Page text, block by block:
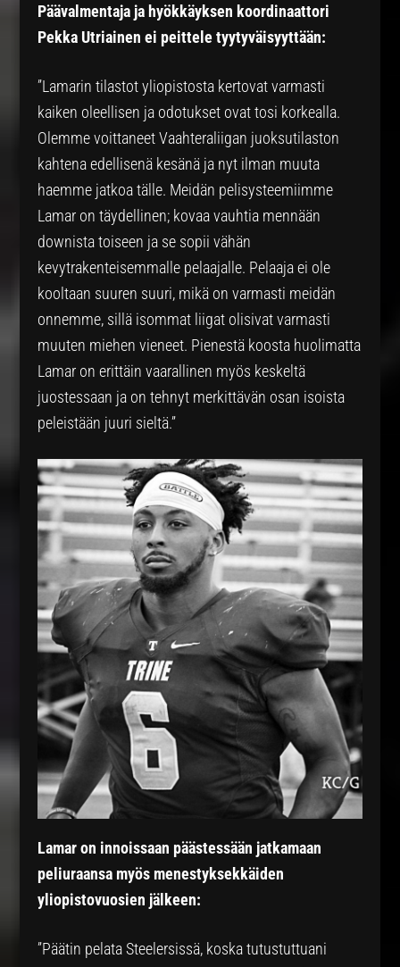
Päävalmentaja ja hyökkäyksen koordinaattori
Pekka Utriainen ei peittele tyytyväisyyttään:
”Lamarin tilastot yliopistosta kertovat varmasti
kaiken oleellisen ja odotukset ovat tosi korkealla.
Olemme voittaneet Vaahteraliigan juoksutilaston
kahtena edellisenä kesänä ja nyt ilman muuta
haemme jatkoa tälle. Meidän pelisysteemiimme
Lamar on täydellinen; kovaa vauhtia mennään
downista toiseen ja se sopii vähän
kevytrakenteisemmalle pelaajalle. Pelaaja ei ole
kooltaan suuren suuri, mikä on varmasti meidän
onnemme, sillä isommat liigat olisivat varmasti
muuten miehen vieneet. Pienestä koosta huolimatta
Lamar on erittäin vaarallinen myös keskeltä
juostessaan ja on tehnyt merkittävän osan isoista
peleistään juuri sieltä.”
Lamar on innoissaan päästessään jatkamaan
peliuraansa myös menestyksekkäiden
yliopistovuosien jälkeen:
”Päätin pelata Steelersissä, koska tutustuttuani